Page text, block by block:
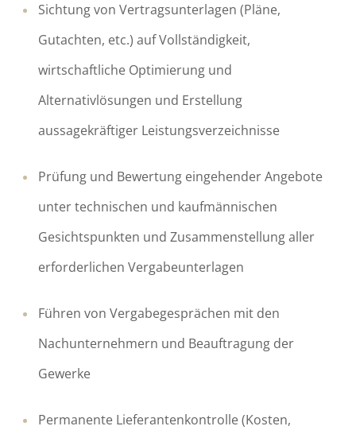
Sichtung von Vertragsunterlagen (Pläne,
Gutachten, etc.) auf Vollständigkeit,
wirtschaftliche Optimierung und
Alternativlösungen und Erstellung
aussagekräftiger Leistungsverzeichnisse
Prüfung und Bewertung eingehender Angebote
unter technischen und kaufmännischen
Gesichtspunkten und Zusammenstellung aller
erforderlichen Vergabeunterlagen
Führen von Vergabegesprächen mit den
Nachunternehmern und Beauftragung der
Gewerke
Permanente Lieferantenkontrolle (Kosten,